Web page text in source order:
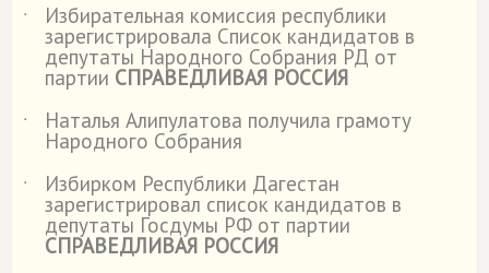
˙
Избирательная комиссия республики
зарегистрировала Список кандидатов в
депутаты Народного Собрания РД от
партии СПРАВЕДЛИВАЯ РОССИЯ
˙
Наталья Алипулатова получила грамоту
Народного Собрания
˙
Избирком Республики Дагестан
зарегистрировал список кандидатов в
депутаты Госдумы РФ от партии
СПРАВЕДЛИВАЯ РОССИЯ